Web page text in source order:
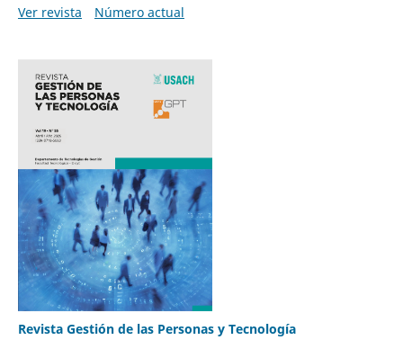
Ver revista
Número actual
Revista Gestión de las Personas y Tecnología